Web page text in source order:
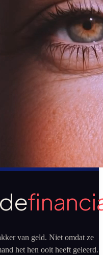
definanci
van geld. Niet omdat ze
het hen ooit heeft geleerd.